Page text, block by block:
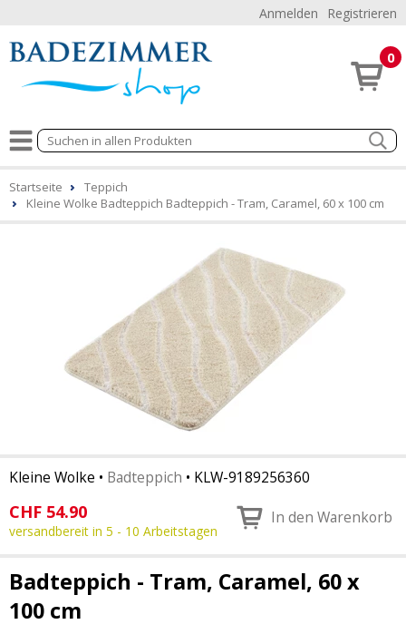
Anmelden Registrieren
0
Startseite
Teppich
Kleine Wolke Badteppich Badteppich - Tram, Caramel, 60 x 100 cm
Kleine Wolke • Badteppich • KLW-9189256360
CHF 54.90
versandbereit in 5 - 10 Arbeitstagen
In den Warenkorb
Badteppich - Tram, Caramel, 60 x
100 cm